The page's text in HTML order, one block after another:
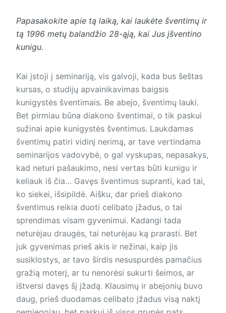
Papasakokite apie tą laiką, kai laukėte šventimų ir
tą 1996 metų balandžio 28-ąją, kai Jus įšventino
kunigu.
Kai įstoji į seminariją, vis galvoji, kada bus šeštas
kursas, o studijų apvainikavimas baigsis
kunigystės šventimais. Be abejo, šventimų lauki.
Bet pirmiau būna diakono šventimai, o tik paskui
sužinai apie kunigystės šventimus. Laukdamas
šventimų patiri vidinį nerimą, ar tave vertindama
seminarijos vadovybė, o gal vyskupas, nepasakys,
kad neturi pašaukimo, nesi vertas būti kunigu ir
keliauk iš čia… Gavęs šventimus supranti, kad tai,
ko siekei, išsipildė. Aišku, dar prieš diakono
šventimus reikia duoti celibato įžadus, o tai
sprendimas visam gyvenimui. Kadangi tada
neturėjau draugės, tai neturėjau ką prarasti. Bet
juk gyvenimas prieš akis ir nežinai, kaip jis
susiklostys, ar tavo širdis nesuspurdės pamačius
gražią moterį, ar tu nenorėsi sukurti šeimos, ar
ištversi davęs šį įžadą. Klausimų ir abejonių buvo
daug, prieš duodamas celibato įžadus visą naktį